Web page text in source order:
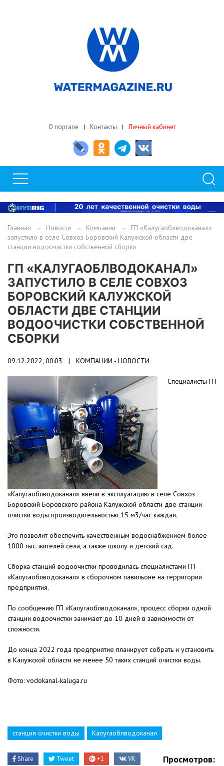
О портале Контакты Личный кабинет
Главная → Новости → Компании → ГП «Калугаоблводоканал»
запустило в селе Совхоз Боровский Калужской области две
станции водоочистки собственной сборки
ГП «КАЛУГАОБЛВОДОКАНАЛ»
ЗАПУСТИЛО В СЕЛЕ СОВХОЗ
БОРОВСКИЙ КАЛУЖСКОЙ
ОБЛАСТИ ДВЕ СТАНЦИИ
ВОДООЧИСТКИ СОБСТВЕННОЙ
СБОРКИ
09.12.2022, 00:03 | КОМПАНИИ - НОВОСТИ
Специалисты ГП
«Калугаоблводоканал» ввели в эксплуатацию в селе Совхоз
Боровский Боровского района Калужской области две станции
очистки воды производительностью 15 м3/час каждая.
Это позволит обеспечить качественным водоснабжением более
1000 тыс. жителей села, а также школу и детский сад.
Сборка станций водоочистки проводилась специалистами ГП
«Калугаоблводоканал» в сборочном павильоне на территории
предприятия.
По сообщению ГП «Калугаоблводоканал», процесс сборки одной
станции водоочистки занимает до 10 дней в зависимости от
сложности.
До конца 2022 года предприятие планирует собрать и установить
в Калужской области не менее 50 таких станций очистки воды.
Фото: vodokanal-kaluga.ru
станция очистки воды Калугаоблводоканал
Share Tweet +1 VK
Просмотров: